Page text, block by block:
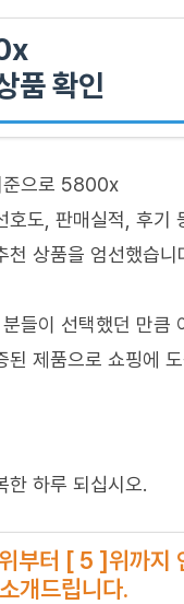
품 확인
으로 5800x
호도, 판매실적, 후기
천 상품을 엄선했습니
들이 선택했던 만큼
된 제품으로 쇼핑에
한 하루 되십시오.
부터 [ 5 ]위까지
개드립니다.